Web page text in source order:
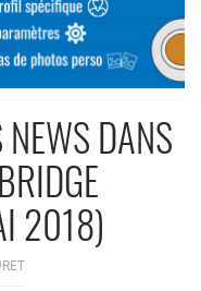
NEWS DANS
2018)